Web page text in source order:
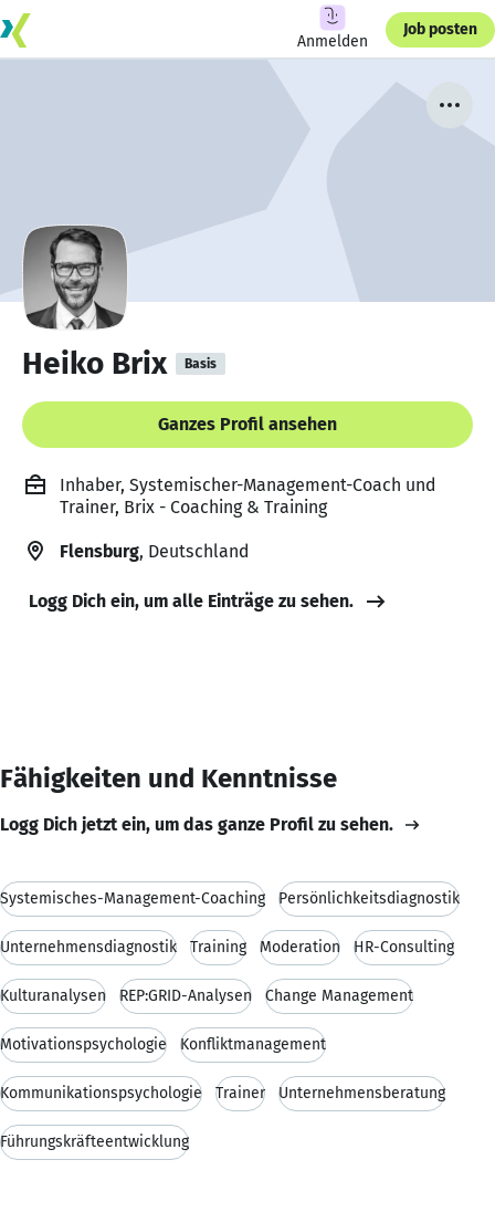
Anmelden
Job posten
Heiko Brix Basis
Ganzes Profil ansehen
Inhaber, Systemischer-Management-Coach und
Trainer, Brix - Coaching & Training
Flensburg, Deutschland
Logg Dich ein, um alle Einträge zu sehen.
Fähigkeiten und Kenntnisse
Logg Dich jetzt ein, um das ganze Profil zu sehen.
Systemisches-Management-Coaching Persönlichkeitsdiagnostik
Unternehmensdiagnostik Training Moderation HR-Consulting
Kulturanalysen REP:GRID-Analysen Change Management
Motivationspsychologie Konfliktmanagement
Kommunikationspsychologie Trainer Unternehmensberatung
Führungskräfteentwicklung